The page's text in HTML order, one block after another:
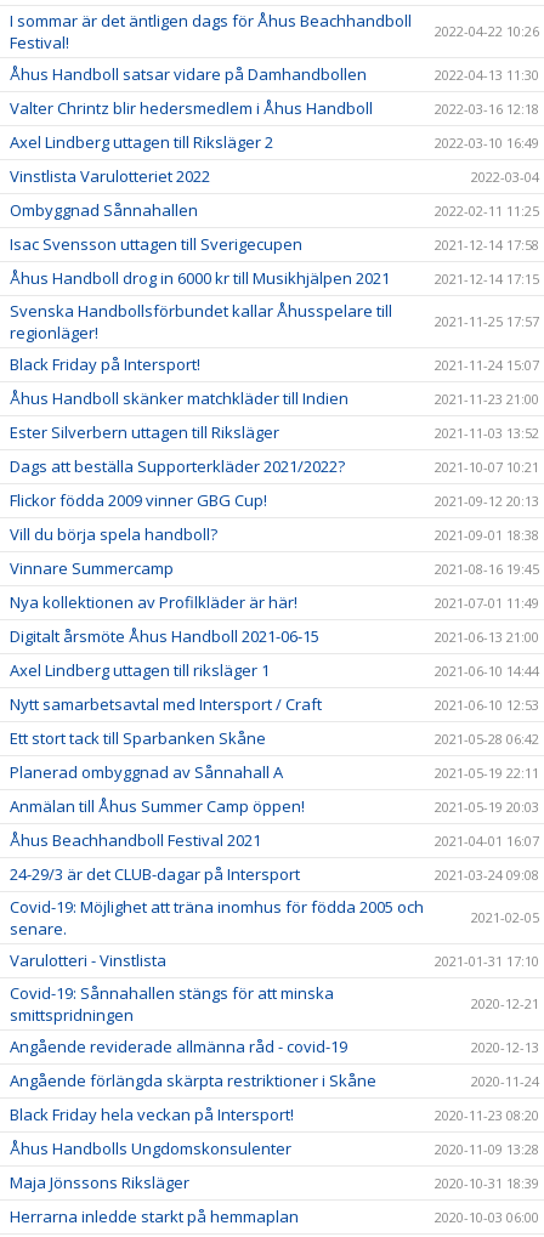
I sommar är det äntligen dags för Åhus Beachhandboll
Festival!
2022-04-22 10:26
Åhus Handboll satsar vidare på Damhandbollen 2022-04-13 11:30
Valter Chrintz blir hedersmedlem i Åhus Handboll 2022-03-16 12:18
Axel Lindberg uttagen till Riksläger 2 2022-03-10 16:49
Vinstlista Varulotteriet 2022 2022-03-04
Ombyggnad Sånnahallen 2022-02-11 11:25
Isac Svensson uttagen till Sverigecupen 2021-12-14 17:58
Åhus Handboll drog in 6000 kr till Musikhjälpen 2021 2021-12-14 17:15
Svenska Handbollsförbundet kallar Åhusspelare till
regionläger!
2021-11-25 17:57
Black Friday på Intersport! 2021-11-24 15:07
Åhus Handboll skänker matchkläder till Indien 2021-11-23 21:00
Ester Silverbern uttagen till Riksläger 2021-11-03 13:52
Dags att beställa Supporterkläder 2021/2022? 2021-10-07 10:21
Flickor födda 2009 vinner GBG Cup! 2021-09-12 20:13
Vill du börja spela handboll? 2021-09-01 18:38
Vinnare Summercamp 2021-08-16 19:45
Nya kollektionen av Profilkläder är här! 2021-07-01 11:49
Digitalt årsmöte Åhus Handboll 2021-06-15 2021-06-13 21:00
Axel Lindberg uttagen till riksläger 1 2021-06-10 14:44
Nytt samarbetsavtal med Intersport / Craft 2021-06-10 12:53
Ett stort tack till Sparbanken Skåne 2021-05-28 06:42
Planerad ombyggnad av Sånnahall A 2021-05-19 22:11
Anmälan till Åhus Summer Camp öppen! 2021-05-19 20:03
Åhus Beachhandboll Festival 2021 2021-04-01 16:07
24-29/3 är det CLUB-dagar på Intersport 2021-03-24 09:08
Covid-19: Möjlighet att träna inomhus för födda 2005 och
senare.
2021-02-05
Varulotteri - Vinstlista 2021-01-31 17:10
Covid-19: Sånnahallen stängs för att minska
smittspridningen
2020-12-21
Angående reviderade allmänna råd - covid-19 2020-12-13
Angående förlängda skärpta restriktioner i Skåne 2020-11-24
Black Friday hela veckan på Intersport! 2020-11-23 08:20
Åhus Handbolls Ungdomskonsulenter 2020-11-09 13:28
Maja Jönssons Riksläger 2020-10-31 18:39
Herrarna inledde starkt på hemmaplan 2020-10-03 06:00